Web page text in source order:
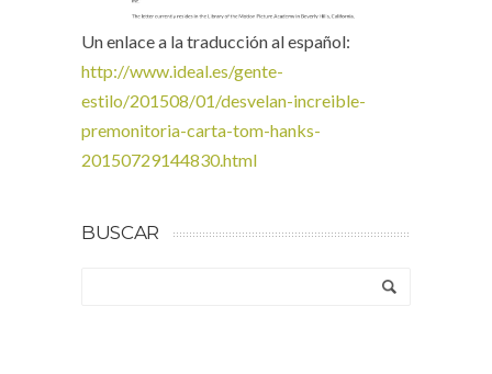
Un enlace a la traducción al español:
http://www.ideal.es/gente-
estilo/201508/01/desvelan-increible-
premonitoria-carta-tom-hanks-
20150729144830.html
BUSCAR